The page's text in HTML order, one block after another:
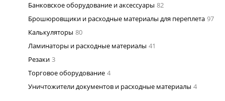
Банковское оборудование и аксессуары 82
Брошюровщики и расходные материалы для переплета 97
Калькуляторы 80
Ламинаторы и расходные материалы 41
Резаки 3
Торговое оборудование 4
Уничтожители документов и расходные материалы 4